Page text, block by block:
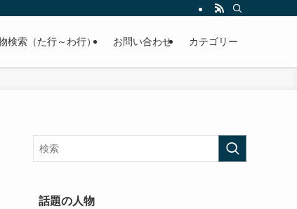
高校・大学の偏差値まで紹介していきます。
検索（た行～わ行） お問い合わせ カテゴリー
話題の人物